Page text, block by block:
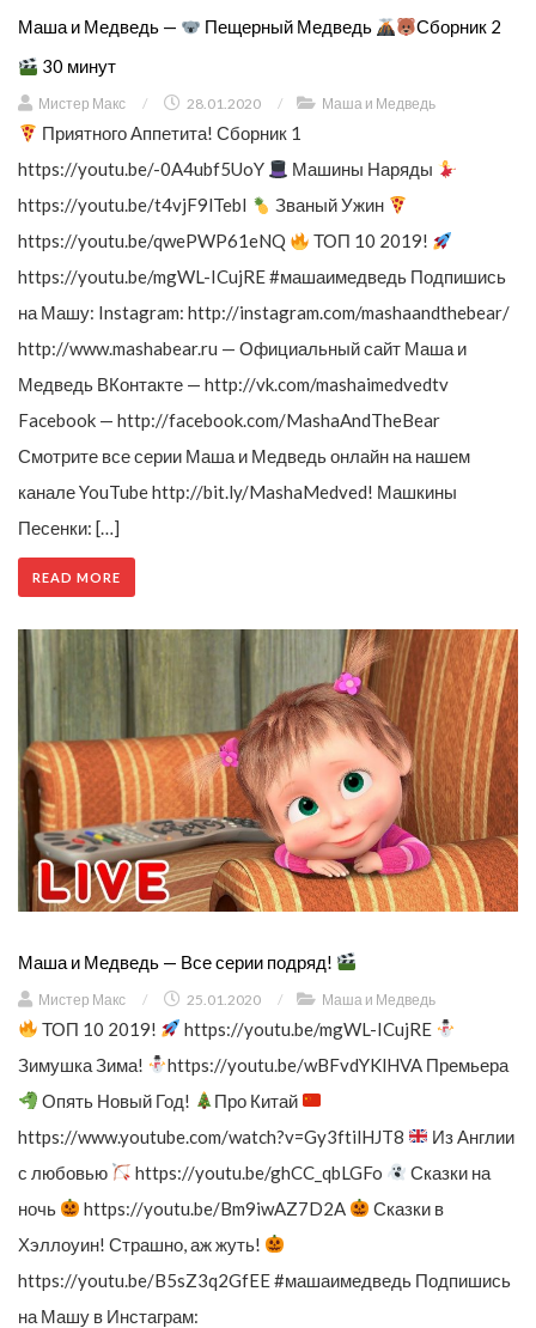
Маша и Медведь — Пещерный Медведь
Сборник 2
30 минут
Мистер Макс / 28.01.2020 / Маша и Медведь
Приятного Аппетита! Сборник 1
https://youtu.be/-0A4ubf5UoY
Машины Наряды
https://youtu.be/t4vjF9lTebI
Званый Ужин
https://youtu.be/qwePWP61eNQ
ТОП 10 2019!
https://youtu.be/mgWL-ICujRE #машаимедведь Подпишись
на Машу: Instagram: http://instagram.com/mashaandthebear/
http://www.mashabear.ru — Официальный сайт Маша и
Медведь ВКонтакте — http://vk.com/mashaimedvedtv
Facebook — http://facebook.com/MashaAndTheBear
Смотрите все серии Маша и Медведь онлайн на нашем
канале YouTube http://bit.ly/MashaMedved! Машкины
Песенки: […]
READ MORE
Маша и Медведь — Все серии подряд!
Мистер Макс / 25.01.2020 / Маша и Медведь
ТОП 10 2019!
https://youtu.be/mgWL-ICujRE
Зимушка Зима!
https://youtu.be/wBFvdYKlHVA Премьера
Опять Новый Год!
Про Китай
https://www.youtube.com/watch?v=Gy3ftilHJT8
Из Англии
с любовью
https://youtu.be/ghCC_qbLGFo
Сказки на
ночь
https://youtu.be/Bm9iwAZ7D2A
Сказки в
Хэллоуин! Страшно, аж жуть!
https://youtu.be/B5sZ3q2GfEE #машаимедведь Подпишись
на Машу в Инстаграм: